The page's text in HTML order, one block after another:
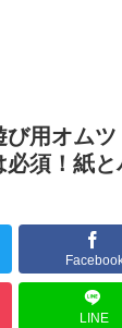
び用オム
必須！紙
LINE